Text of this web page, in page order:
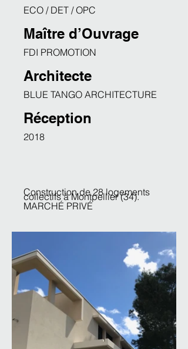
ECO / DET / OPC
Maître d’Ouvrage
FDI PROMOTION
Architecte
BLUE TANGO ARCHITECTURE
Réception
2018
Construction de 28 logements
collectifs à Montpellier (34).
MARCHÉ PRIVÉ